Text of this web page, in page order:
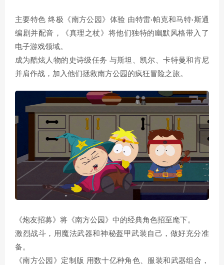
主要特色 终极《南方公园》体验 由特雷·帕克和马特·斯通
编剧并配音，《真理之杖》将他们独特的幽默风格带入了
电子游戏领域。
成为酷炫人物的史诗级任务 与斯坦、凯尔、卡特曼和肯尼
并肩作战，加入他们拯救南方公园的疯狂冒险之旅。
《炮友招募》将《南方公园》中的经典角色招至麾下。
激烈战斗，用魔法武器和神秘盔甲武装自己，做好充分准
备。
《南方公园》定制版 用数十亿种角色、服装和武器组合，